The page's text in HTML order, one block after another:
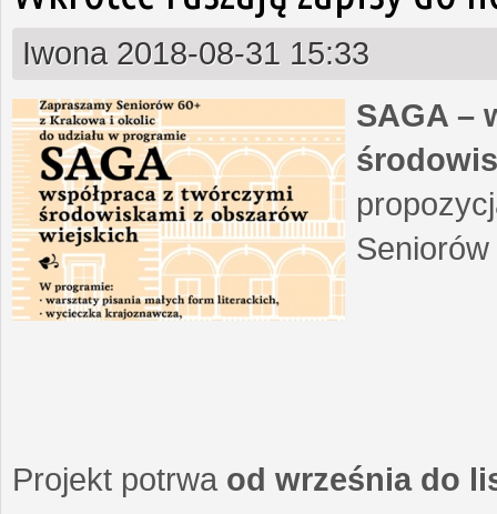
Iwona 2018-08-31 15:33
SAGA –
Projekt potrwa od września do